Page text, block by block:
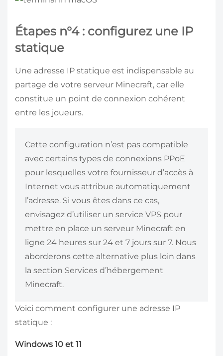
Étapes n°4 : configurez une IP
statique
Une adresse IP statique est indispensable au
partage de votre serveur Minecraft, car elle
constitue un point de connexion cohérent
entre les joueurs.
Cette configuration n’est pas compatible
avec certains types de connexions PPoE
pour lesquelles votre fournisseur d’accès à
Internet vous attribue automatiquement
l’adresse. Si vous êtes dans ce cas,
envisagez d’utiliser un service VPS pour
mettre en place un serveur Minecraft en
ligne 24 heures sur 24 et 7 jours sur 7. Nous
aborderons cette alternative plus loin dans
la section Services d’hébergement
Minecraft.
Voici comment configurer une adresse IP
statique :
Windows 10 et 11